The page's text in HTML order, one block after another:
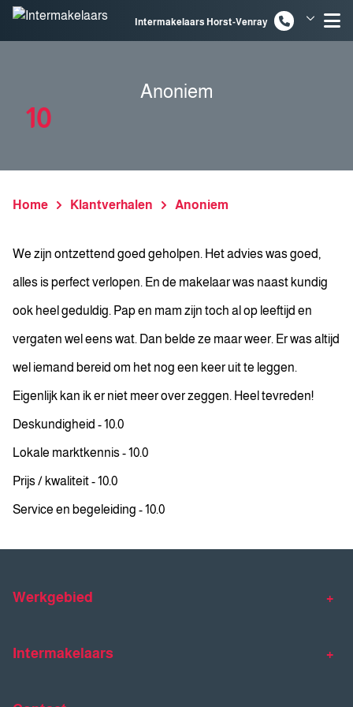
Spring naar inhoud
Intermakelaars Horst-Venray
Anoniem
10
Home Klantverhalen Anoniem
We zijn ontzettend goed geholpen. Het advies was goed,
alles is perfect verlopen. En de makelaar was naast kundig
ook heel geduldig. Pap en mam zijn toch al op leeftijd en
vergaten wel eens wat. Dan belde ze maar weer. Er was altijd
wel iemand bereid om het nog een keer uit te leggen.
Eigenlijk kan ik er niet meer over zeggen. Heel tevreden!
Deskundigheid - 10.0
Lokale marktkennis - 10.0
Prijs / kwaliteit - 10.0
Service en begeleiding - 10.0
Werkgebied
Intermakelaars